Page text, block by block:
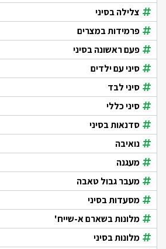
צלילה בסיני
פרמידות במצרים
פעם ראשונה בסיני
סיני עם ילדים
סיני לבד
סיני כללי
סדנאות בסיני
נואיבה
מעגנה
מעבר גבול טאבה
מסעדות בסיני
מלונות בשארם א-שייח'
מלונות בסיני